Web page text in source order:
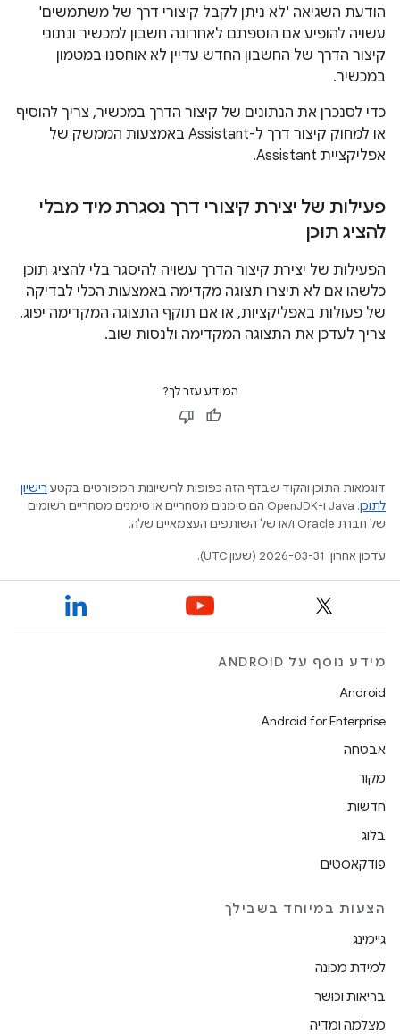
הודעת השגיאה 'לא ניתן לקבל קיצורי דרך של משתמשים'
עשויה להופיע אם הוספתם לאחרונה חשבון למכשיר ונתוני
קיצור הדרך של החשבון החדש עדיין לא אוחסנו במטמון
במכשיר.
כדי לסנכרן את הנתונים של קיצור הדרך במכשיר, צריך להוסיף
או למחוק קיצור דרך ל-Assistant באמצעות הממשק של
אפליקציית Assistant.
פעילות של יצירת קיצורי דרך נסגרת מיד מבלי
להציג תוכן
הפעילות של יצירת קיצור הדרך עשויה להיסגר בלי להציג תוכן
כלשהו אם לא תיצרו תצוגה מקדימה באמצעות הכלי לבדיקה
של פעולות באפליקציות, או אם תוקף התצוגה המקדימה יפוג.
צריך לעדכן את התצוגה המקדימה ולנסות שוב.
המידע עזר לך?
דוגמאות התוכן והקוד שבדף הזה כפופות לרישיונות המפורטים בקטע רישיון
לתוכן
.‏ Java ו-OpenJDK הם סימנים מסחריים או סימנים מסחריים רשומים
של חברת Oracle ו/או של השותפים העצמאיים שלה.
עדכון אחרון: 2026-03-31 (שעון UTC).
מידע נוסף על ANDROID
Android
Android for Enterprise
אבטחה
מקור
חדשות
בלוג
פודקאסטים
הצעות במיוחד בשבילך
גיימינג
למידת מכונה
בריאות וכושר
מצלמה ומדיה